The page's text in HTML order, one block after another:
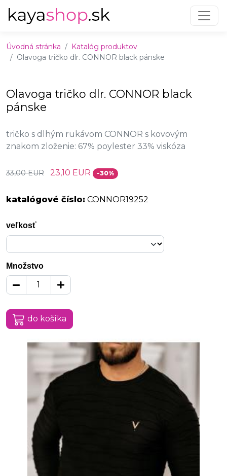
Úvodná stránka
Katalóg produktov
Olavoga tričko dlr. CONNOR black pánske
Olavoga tričko dlr. CONNOR black
pánske
tričko s dlhým rukávom CONNOR s kovovým
znakom zloženie: 67% poylester 33% viskóza
33,00 EUR 23,10 EUR -30%
katalógové číslo: CONNOR19252
veľkosť
Množstvo
do košíka